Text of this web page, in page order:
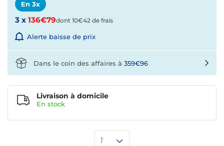
En 3x
3 x 136€79dont 10€42 de frais
Alerte baisse de prix
1
Livraison à domicile
En stock
Dans le coin des affaires à 359€96